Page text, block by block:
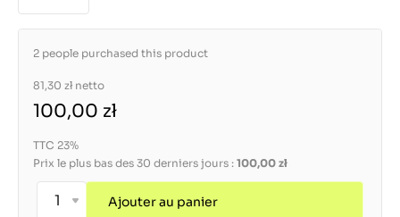
2 people purchased this product
81,30 zł netto
100,00 zł
TTC 23%
Prix le plus bas des 30 derniers jours : 100,00 zł
Ajouter au panier